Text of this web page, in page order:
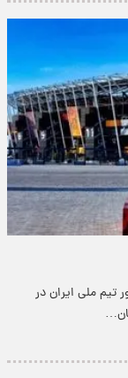
تیم ملی ایران در